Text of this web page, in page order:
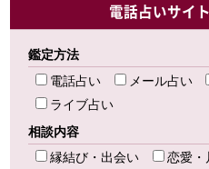
電話占いサイ
鑑定方法
電話占い
メール占い
ライブ占い
相談内容
縁結び・出会い
恋愛・